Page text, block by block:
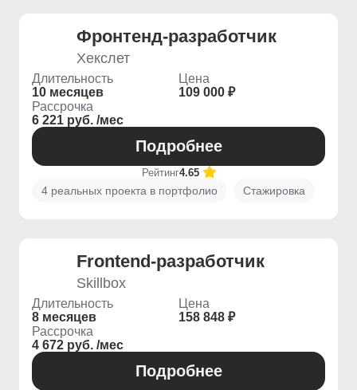
Фронтенд-разработчик
Хекслет
Длительность
10 месяцев
Цена
109 000 ₽
Рассрочка
6 221 руб. /мес
Подробнее
Рейтинг4.65
4 реальных проекта в портфолио Стажировка
Frontend-разработчик
Skillbox
Длительность
8 месяцев
Цена
158 848 ₽
Рассрочка
4 672 руб. /мес
Подробнее